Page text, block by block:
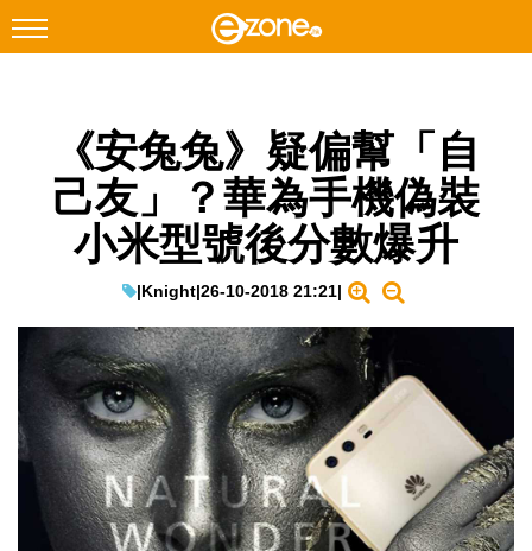
Facebook Instagram
科技焦點
網絡生活
教學評測
EduTech
IT Times
生成式AI與雲端應用
Enterprise Digital Transformation
《安兔兔》疑偏幫「自
己友」？華為手機偽裝
小米型號後分數爆升
|Knight|26-10-2018 21:21|